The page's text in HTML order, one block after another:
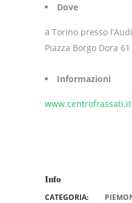
Dove
a Torino presso
Piazza Borgo Dora 61
Informazioni
www.centrofrassati.it
Info
CATEGORIA: